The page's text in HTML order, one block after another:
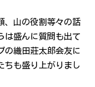
、山の役割等々の話
は盛んに質問も出て
の織田莊太郎会友に
ちも盛り上がりまし